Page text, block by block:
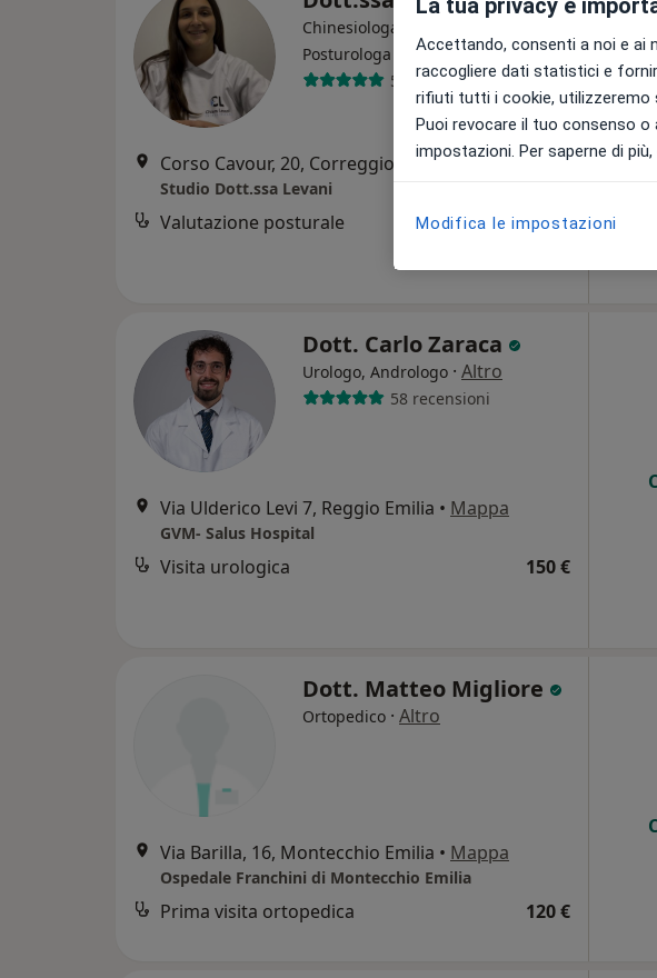
Chinesiologa, Massoterapista,
Posturologa
55 recensioni
Corso Cavour, 20, Correggio Mappa
Studio Dott.ssa Levani
Valutazione posturale 60 €
Dott. Carlo Zaraca
Urologo, Andrologo · Altro
58 recensioni
Via Ulderico Levi 7, Reggio Emilia • Mappa
GVM- Salus Hospital
Visita urologica 150 €
Dott. Matteo Migliore
Ortopedico · Altro
Via Barilla, 16, Montecchio Emilia • Mappa
Ospedale Franchini di Montecchio Emilia
Prima visita ortopedica 120 €
La tua privacy è
Accettando, consenti a noi e ai
raccogliere dati statistici e
rifiuti tutti i cookie, utilizzeremo
Puoi revocare il tuo consenso o
impostazioni. Per saperne di
Modifica le impostazioni